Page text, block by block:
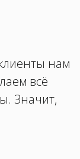
нам
всё
Значит,